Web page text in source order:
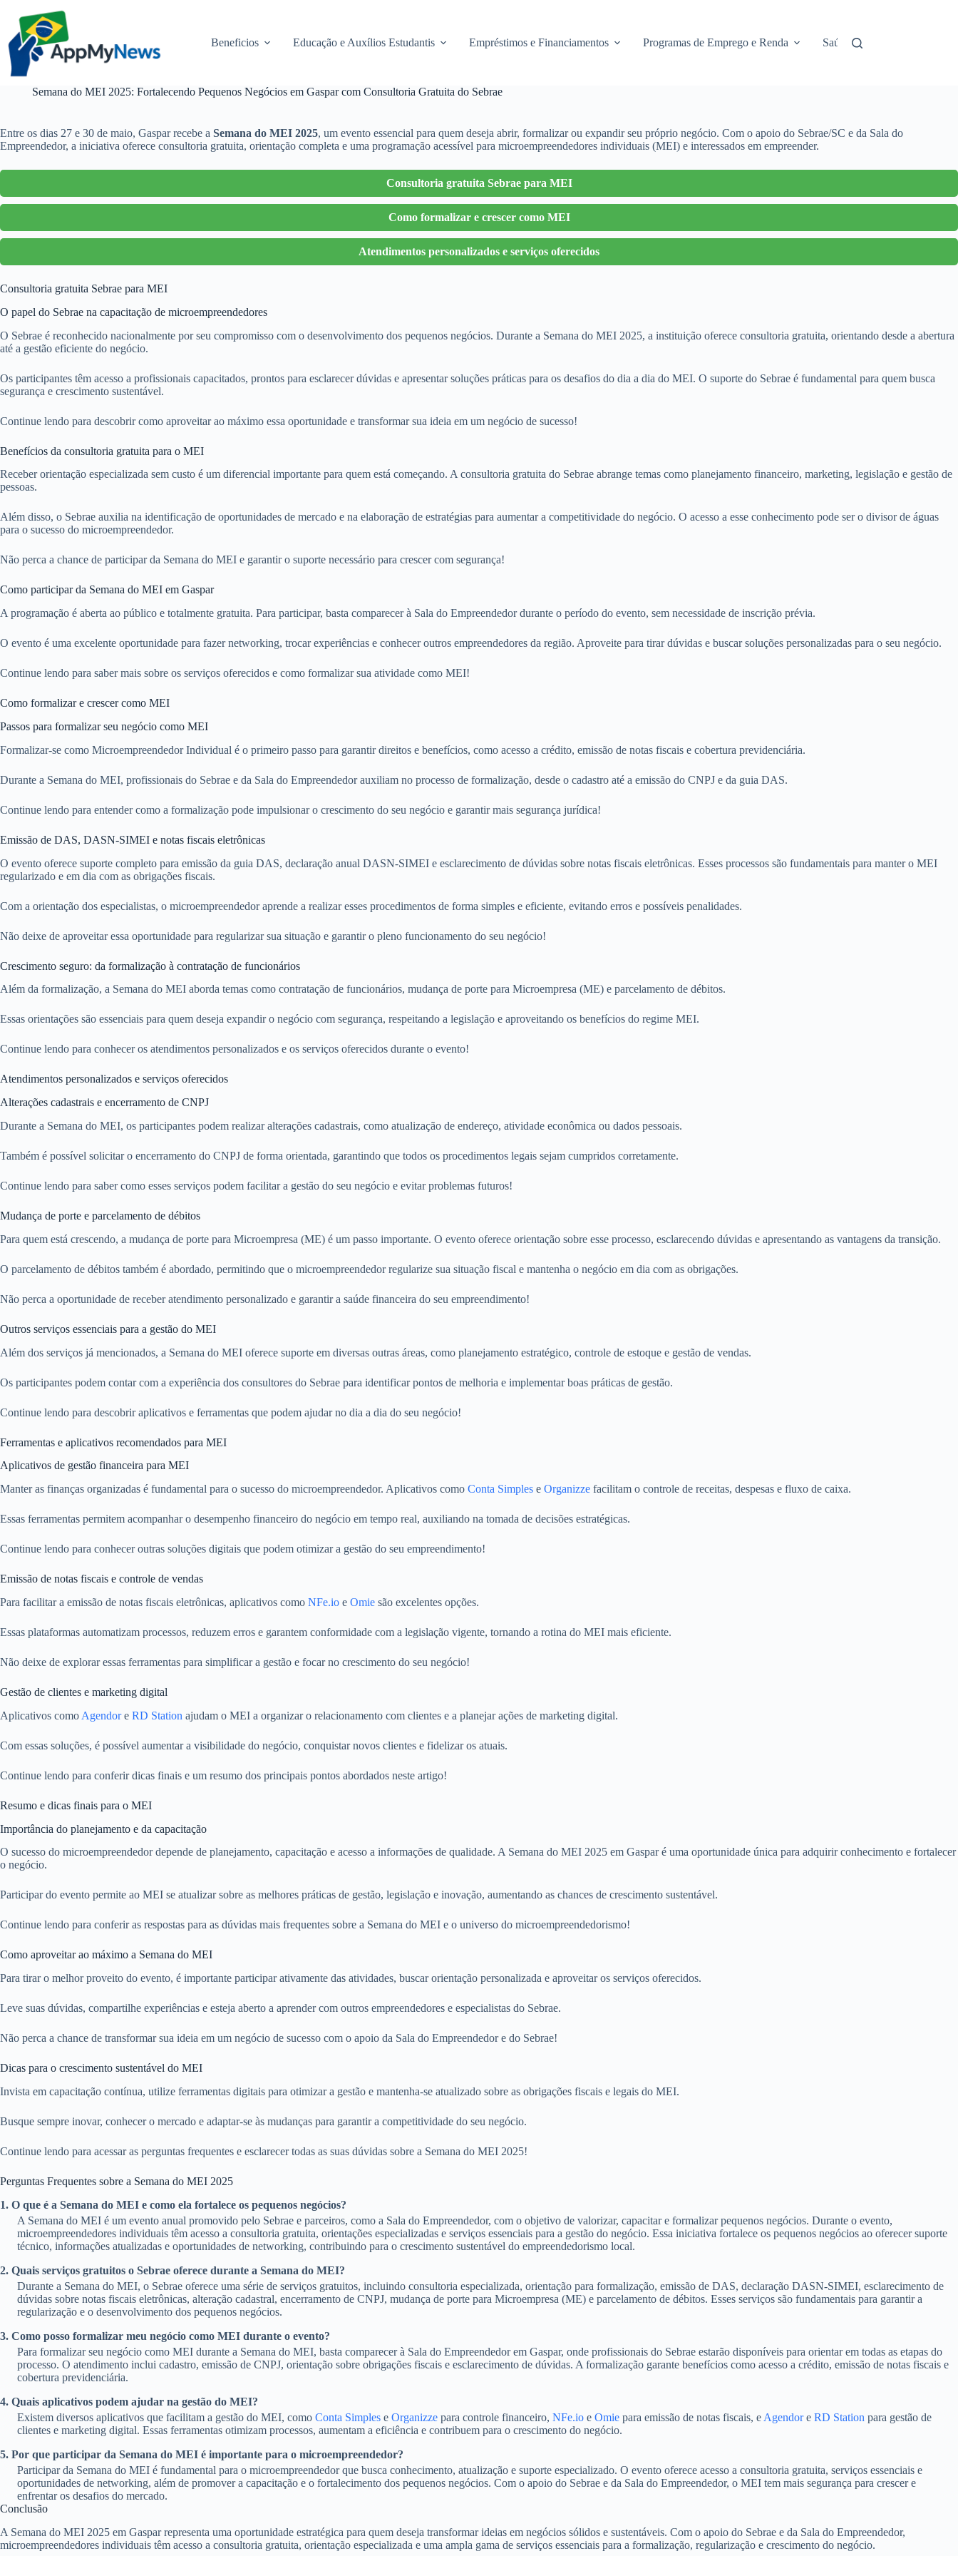
conteúdo
Beneficios Educação e Auxílios Estudantis Empréstimos e Financiamentos Programas de Emprego e Renda Saúde e Assistência
Semana do MEI 2025: Fortalecendo Pequenos Negócios em Gaspar com Consultoria Gratuita do Sebrae
Entre os dias 27 e 30 de maio, Gaspar recebe a Semana do MEI 2025, um evento essencial para quem deseja abrir, formalizar ou expandir seu próprio negócio. Com o apoio do Sebrae/SC e da Sala do
Empreendedor, a iniciativa oferece consultoria gratuita, orientação completa e uma programação acessível para microempreendedores individuais (MEI) e interessados em empreender.
Consultoria gratuita Sebrae para MEI
Como formalizar e crescer como MEI
Atendimentos personalizados e serviços oferecidos
Consultoria gratuita Sebrae para MEI
O papel do Sebrae na capacitação de microempreendedores
O Sebrae é reconhecido nacionalmente por seu compromisso com o desenvolvimento dos pequenos negócios. Durante a Semana do MEI 2025, a instituição oferece consultoria gratuita, orientando desde a abertura
até a gestão eficiente do negócio.
Os participantes têm acesso a profissionais capacitados, prontos para esclarecer dúvidas e apresentar soluções práticas para os desafios do dia a dia do MEI. O suporte do Sebrae é fundamental para quem busca
segurança e crescimento sustentável.
Continue lendo para descobrir como aproveitar ao máximo essa oportunidade e transformar sua ideia em um negócio de sucesso!
Benefícios da consultoria gratuita para o MEI
Receber orientação especializada sem custo é um diferencial importante para quem está começando. A consultoria gratuita do Sebrae abrange temas como planejamento financeiro, marketing, legislação e gestão de
pessoas.
Além disso, o Sebrae auxilia na identificação de oportunidades de mercado e na elaboração de estratégias para aumentar a competitividade do negócio. O acesso a esse conhecimento pode ser o divisor de águas
para o sucesso do microempreendedor.
Não perca a chance de participar da Semana do MEI e garantir o suporte necessário para crescer com segurança!
Como participar da Semana do MEI em Gaspar
A programação é aberta ao público e totalmente gratuita. Para participar, basta comparecer à Sala do Empreendedor durante o período do evento, sem necessidade de inscrição prévia.
O evento é uma excelente oportunidade para fazer networking, trocar experiências e conhecer outros empreendedores da região. Aproveite para tirar dúvidas e buscar soluções personalizadas para o seu negócio.
Continue lendo para saber mais sobre os serviços oferecidos e como formalizar sua atividade como MEI!
Como formalizar e crescer como MEI
Passos para formalizar seu negócio como MEI
Formalizar-se como Microempreendedor Individual é o primeiro passo para garantir direitos e benefícios, como acesso a crédito, emissão de notas fiscais e cobertura previdenciária.
Durante a Semana do MEI, profissionais do Sebrae e da Sala do Empreendedor auxiliam no processo de formalização, desde o cadastro até a emissão do CNPJ e da guia DAS.
Continue lendo para entender como a formalização pode impulsionar o crescimento do seu negócio e garantir mais segurança jurídica!
Emissão de DAS, DASN-SIMEI e notas fiscais eletrônicas
O evento oferece suporte completo para emissão da guia DAS, declaração anual DASN-SIMEI e esclarecimento de dúvidas sobre notas fiscais eletrônicas. Esses processos são fundamentais para manter o MEI
regularizado e em dia com as obrigações fiscais.
Com a orientação dos especialistas, o microempreendedor aprende a realizar esses procedimentos de forma simples e eficiente, evitando erros e possíveis penalidades.
Não deixe de aproveitar essa oportunidade para regularizar sua situação e garantir o pleno funcionamento do seu negócio!
Crescimento seguro: da formalização à contratação de funcionários
Além da formalização, a Semana do MEI aborda temas como contratação de funcionários, mudança de porte para Microempresa (ME) e parcelamento de débitos.
Essas orientações são essenciais para quem deseja expandir o negócio com segurança, respeitando a legislação e aproveitando os benefícios do regime MEI.
Continue lendo para conhecer os atendimentos personalizados e os serviços oferecidos durante o evento!
Atendimentos personalizados e serviços oferecidos
Alterações cadastrais e encerramento de CNPJ
Durante a Semana do MEI, os participantes podem realizar alterações cadastrais, como atualização de endereço, atividade econômica ou dados pessoais.
Também é possível solicitar o encerramento do CNPJ de forma orientada, garantindo que todos os procedimentos legais sejam cumpridos corretamente.
Continue lendo para saber como esses serviços podem facilitar a gestão do seu negócio e evitar problemas futuros!
Mudança de porte e parcelamento de débitos
Para quem está crescendo, a mudança de porte para Microempresa (ME) é um passo importante. O evento oferece orientação sobre esse processo, esclarecendo dúvidas e apresentando as vantagens da transição.
O parcelamento de débitos também é abordado, permitindo que o microempreendedor regularize sua situação fiscal e mantenha o negócio em dia com as obrigações.
Não perca a oportunidade de receber atendimento personalizado e garantir a saúde financeira do seu empreendimento!
Outros serviços essenciais para a gestão do MEI
Além dos serviços já mencionados, a Semana do MEI oferece suporte em diversas outras áreas, como planejamento estratégico, controle de estoque e gestão de vendas.
Os participantes podem contar com a experiência dos consultores do Sebrae para identificar pontos de melhoria e implementar boas práticas de gestão.
Continue lendo para descobrir aplicativos e ferramentas que podem ajudar no dia a dia do seu negócio!
Ferramentas e aplicativos recomendados para MEI
Aplicativos de gestão financeira para MEI
Manter as finanças organizadas é fundamental para o sucesso do microempreendedor. Aplicativos como Conta Simples e Organizze facilitam o controle de receitas, despesas e fluxo de caixa.
Essas ferramentas permitem acompanhar o desempenho financeiro do negócio em tempo real, auxiliando na tomada de decisões estratégicas.
Continue lendo para conhecer outras soluções digitais que podem otimizar a gestão do seu empreendimento!
Emissão de notas fiscais e controle de vendas
Para facilitar a emissão de notas fiscais eletrônicas, aplicativos como NFe.io e Omie são excelentes opções.
Essas plataformas automatizam processos, reduzem erros e garantem conformidade com a legislação vigente, tornando a rotina do MEI mais eficiente.
Não deixe de explorar essas ferramentas para simplificar a gestão e focar no crescimento do seu negócio!
Gestão de clientes e marketing digital
Aplicativos como Agendore RD Station ajudam o MEI a organizar o relacionamento com clientes e a planejar ações de marketing digital.
Com essas soluções, é possível aumentar a visibilidade do negócio, conquistar novos clientes e fidelizar os atuais.
Continue lendo para conferir dicas finais e um resumo dos principais pontos abordados neste artigo!
Resumo e dicas finais para o MEI
Importância do planejamento e da capacitação
O sucesso do microempreendedor depende de planejamento, capacitação e acesso a informações de qualidade. A Semana do MEI 2025 em Gaspar é uma oportunidade única para adquirir conhecimento e fortalecer
o negócio.
Participar do evento permite ao MEI se atualizar sobre as melhores práticas de gestão, legislação e inovação, aumentando as chances de crescimento sustentável.
Continue lendo para conferir as respostas para as dúvidas mais frequentes sobre a Semana do MEI e o universo do microempreendedorismo!
Como aproveitar ao máximo a Semana do MEI
Para tirar o melhor proveito do evento, é importante participar ativamente das atividades, buscar orientação personalizada e aproveitar os serviços oferecidos.
Leve suas dúvidas, compartilhe experiências e esteja aberto a aprender com outros empreendedores e especialistas do Sebrae.
Não perca a chance de transformar sua ideia em um negócio de sucesso com o apoio da Sala do Empreendedor e do Sebrae!
Dicas para o crescimento sustentável do MEI
Invista em capacitação contínua, utilize ferramentas digitais para otimizar a gestão e mantenha-se atualizado sobre as obrigações fiscais e legais do MEI.
Busque sempre inovar, conhecer o mercado e adaptar-se às mudanças para garantir a competitividade do seu negócio.
Continue lendo para acessar as perguntas frequentes e esclarecer todas as suas dúvidas sobre a Semana do MEI 2025!
Perguntas Frequentes sobre a Semana do MEI 2025
1. O que é a Semana do MEI e como ela fortalece os pequenos negócios?
A Semana do MEI é um evento anual promovido pelo Sebrae e parceiros, como a Sala do Empreendedor, com o objetivo de valorizar, capacitar e formalizar pequenos negócios. Durante o evento,
microempreendedores individuais têm acesso a consultoria gratuita, orientações especializadas e serviços essenciais para a gestão do negócio. Essa iniciativa fortalece os pequenos negócios ao oferecer suporte
técnico, informações atualizadas e oportunidades de networking, contribuindo para o crescimento sustentável do empreendedorismo local.
2. Quais serviços gratuitos o Sebrae oferece durante a Semana do MEI?
Durante a Semana do MEI, o Sebrae oferece uma série de serviços gratuitos, incluindo consultoria especializada, orientação para formalização, emissão de DAS, declaração DASN-SIMEI, esclarecimento de
dúvidas sobre notas fiscais eletrônicas, alteração cadastral, encerramento de CNPJ, mudança de porte para Microempresa (ME) e parcelamento de débitos. Esses serviços são fundamentais para garantir a
regularização e o desenvolvimento dos pequenos negócios.
3. Como posso formalizar meu negócio como MEI durante o evento?
Para formalizar seu negócio como MEI durante a Semana do MEI, basta comparecer à Sala do Empreendedor em Gaspar, onde profissionais do Sebrae estarão disponíveis para orientar em todas as etapas do
processo. O atendimento inclui cadastro, emissão de CNPJ, orientação sobre obrigações fiscais e esclarecimento de dúvidas. A formalização garante benefícios como acesso a crédito, emissão de notas fiscais e
cobertura previdenciária.
4. Quais aplicativos podem ajudar na gestão do MEI?
Existem diversos aplicativos que facilitam a gestão do MEI, como Conta Simples e Organizze para controle financeiro, NFe.io e Omie para emissão de notas fiscais, e Agendore RD Station para gestão de
clientes e marketing digital. Essas ferramentas otimizam processos, aumentam a eficiência e contribuem para o crescimento do negócio.
5. Por que participar da Semana do MEI é importante para o microempreendedor?
Participar da Semana do MEI é fundamental para o microempreendedor que busca conhecimento, atualização e suporte especializado. O evento oferece acesso a consultoria gratuita, serviços essenciais e
oportunidades de networking, além de promover a capacitação e o fortalecimento dos pequenos negócios. Com o apoio do Sebrae e da Sala do Empreendedor, o MEI tem mais segurança para crescer e
enfrentar os desafios do mercado.
Conclusão
A Semana do MEI 2025 em Gaspar representa uma oportunidade estratégica para quem deseja transformar ideias em negócios sólidos e sustentáveis. Com o apoio do Sebrae e da Sala do Empreendedor,
microempreendedores individuais têm acesso a consultoria gratuita, orientação especializada e uma ampla gama de serviços essenciais para a formalização, regularização e crescimento do negócio.